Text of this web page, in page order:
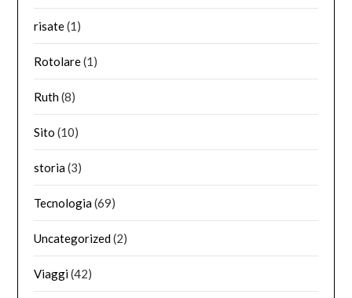
risate(1)
Rotolare(1)
Ruth(8)
Sito (10)
storia(3)
Tecnologia(69)
Uncategorized(2)
Viaggi(42)